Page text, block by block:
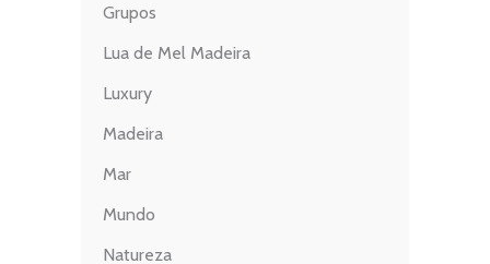
Grupos
Lua de Mel Madeira
Luxury
Madeira
Mar
Mundo
Natureza